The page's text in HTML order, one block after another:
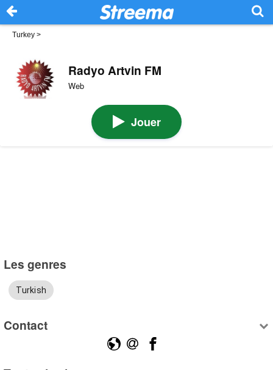
Turkey >
Radyo Artvin FM
Web
Jouer
Les genres
Turkish
Contact